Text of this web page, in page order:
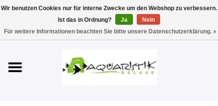
Aquarien
Technik
Wir benutzen Cookies nur für interne Zwecke um den Webshop zu verbessern.
Ist das in Ordnung?
Ja
Nein
Für weitere Informationen beachten Sie bitte unsere Datenschutzerklärung. »